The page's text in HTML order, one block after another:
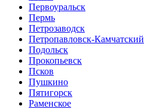
Первоуральск
Пермь
Петрозаводск
Петропавловск-Камчатский
Подольск
Прокопьевск
Псков
Пушкино
Пятигорск
Раменское